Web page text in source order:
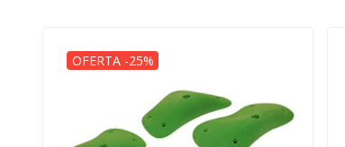
OFERTA -25%